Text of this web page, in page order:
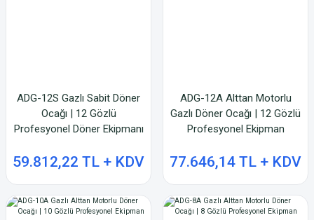
ADG-12S Gazlı Sabit Döner
Ocağı | 12 Gözlü
Profesyonel Döner Ekipmanı
59.812,22 TL + KDV
ADG-12A Alttan Motorlu
Gazlı Döner Ocağı | 12 Gözlü
Profesyonel Ekipman
77.646,14 TL + KDV